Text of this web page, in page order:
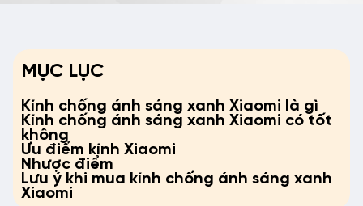
MỤC LỤC
Kính chống ánh sáng xanh Xiaomi là gì
Kính chống ánh sáng xanh Xiaomi có tốt
không
Ưu điểm kính Xiaomi
Nhược điểm
Lưu ý khi mua kính chống ánh sáng xanh
Xiaomi